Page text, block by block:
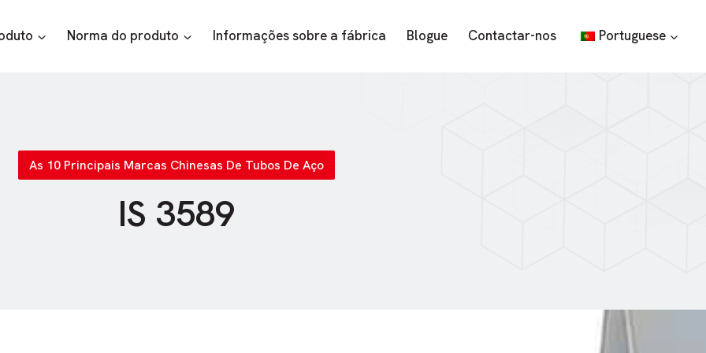
Norma do produto Informações sobre a fábrica Blogue Contactar-nos Portuguese
As 10 Principais Marcas Chinesas De Tubos De Aço
IS 3589